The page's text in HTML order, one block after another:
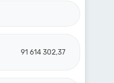
91 614 302,37